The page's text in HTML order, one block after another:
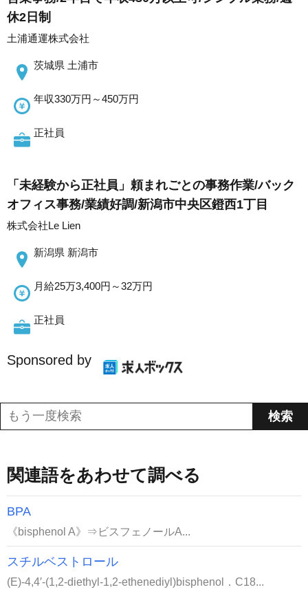
休2日制
土浦通運株式会社
茨城県 土浦市
年収330万円～450万円
正社員
「未経験から正社員」頼まれごとの事務作業/バック
オフィス事務/業績好調/新潟市中央区鐙西1丁目
株式会社Le Lien
新潟県 新潟市
月給25万3,400円～32万円
正社員
Sponsored by
関連語をあわせて調べる
BPA
《bisphenol A》⇒ビスフェノールA...
スチルベストロール
(E)-4,4′-(1,2-diethyl-1,2-ethenediyl)bisphenol．C18...